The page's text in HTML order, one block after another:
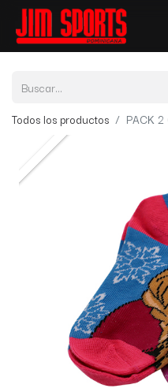
Todos los productos PACK 2